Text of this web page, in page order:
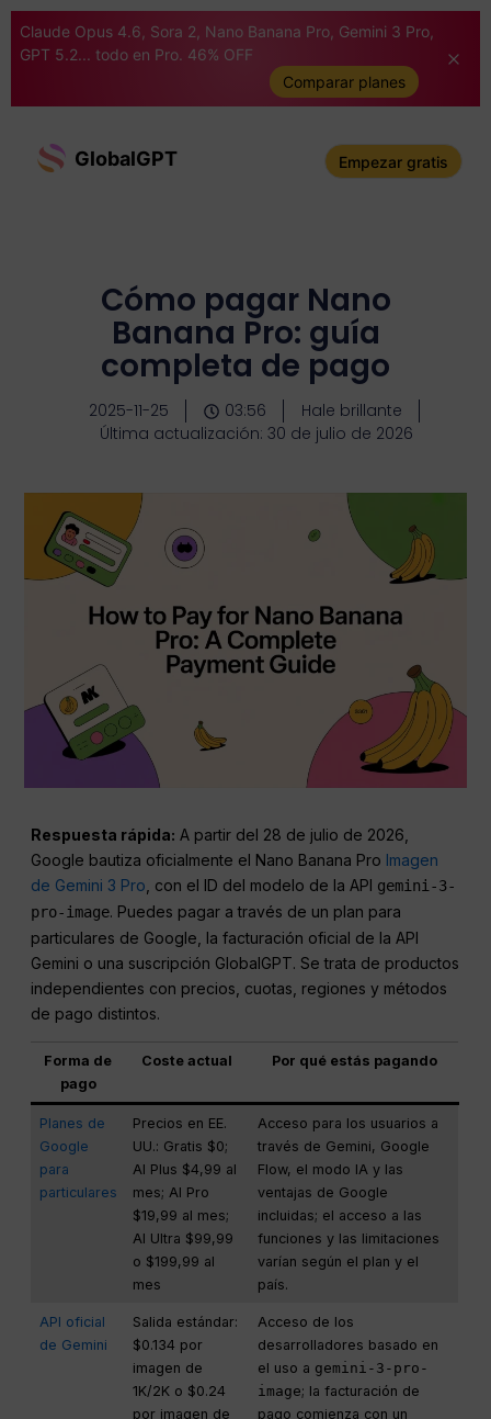
Claude Opus 4.6, Sora 2, Nano Banana Pro, Gemini 3 Pro,
GPT 5.2... todo en Pro. 46% OFF
Comparar planes
GlobalGPT Empezar gratis
Cómo pagar Nano
Banana Pro: guía
completa de pago
2025-11-25 03:56
Hale brillante
Última actualización: 30 de julio de 2026
Respuesta rápida: A partir del 28 de julio de 2026,
Google bautiza oficialmente el Nano Banana Pro Imagen
de Gemini 3 Pro , con el ID del modelo de la API gemini-3-
pro-image. Puedes pagar a través de un plan para
particulares de Google, la facturación oficial de la API
Gemini o una suscripción GlobalGPT. Se trata de productos
independientes con precios, cuotas, regiones y métodos
de pago distintos.
Forma de
pago
Coste actual Por qué estás pagando
Planes de
Google
para
particulares
Precios en EE.
UU.: Gratis $0;
AI Plus $4,99 al
mes; AI Pro
$19,99 al mes;
AI Ultra $99,99
o $199,99 al
mes
Acceso para los usuarios a
través de Gemini, Google
Flow, el modo IA y las
ventajas de Google
incluidas; el acceso a las
funciones y las limitaciones
varían según el plan y el
país.
API oficial
de Gemini
Salida estándar:
$0.134 por
imagen de
1K/2K o $0.24
por imagen de
Acceso de los
desarrolladores basado en
el uso a gemini-3-pro-
image; la facturación de
pago comienza con un